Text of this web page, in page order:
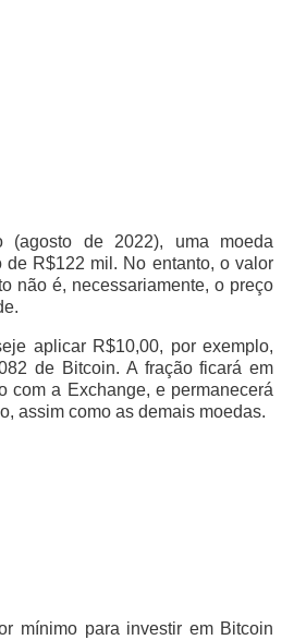
(agosto de 2022), uma moeda
de R$122 mil. No entanto, o valor
não é, necessariamente, o preço
aplicar R$10,00, por exemplo,
de Bitcoin. A fração ficará em
com a Exchange, e permanecerá
assim como as demais moedas.
mínimo para investir em Bitcoin